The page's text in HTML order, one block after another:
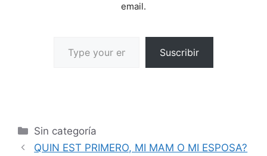
email.
Suscribir
Sin categoría
QUIN EST PRIMERO, MI MAM O MI ESPOSA?